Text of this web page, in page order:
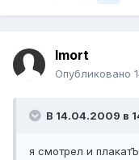
Imort
Опубликовано
В 14.04.2009 в
я смотрел и